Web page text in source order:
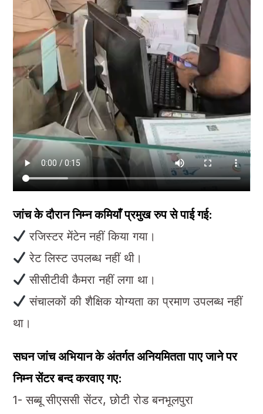
जांच के दौरान निम्न कमियाँ प्रमुख रुप से पाई गई:
रजिस्टर मेंटेन नहीं किया गया।
रेट लिस्ट उपलब्ध नहीं थी।
सीसीटीवी कैमरा नहीं लगा था।
संचालकों की शैक्षिक योग्यता का प्रमाण उपलब्ध नहीं
था।
सघन जांच अभियान के अंतर्गत अनियमितता पाए जाने पर
निम्न सेंटर बन्द करवाए गए:
1- सब्बू सीएससी सेंटर, छोटी रोड बनभूलपुरा